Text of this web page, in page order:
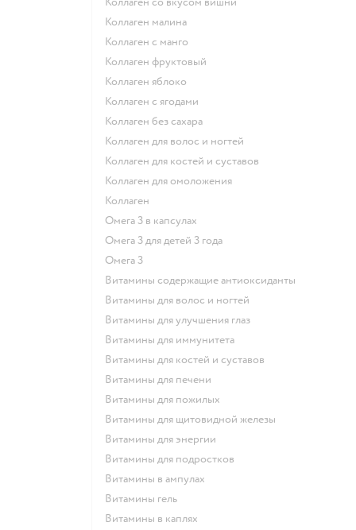
Коллаген малина
Коллаген с манго
Коллаген фруктовый
Коллаген яблоко
Коллаген с ягодами
Коллаген без сахара
Коллаген для волос и ногтей
Коллаген для костей и суставов
Коллаген для омоложения
Коллаген
Омега 3 в капсулах
Омега 3 для детей 3 года
Омега 3
Витамины содержащие антиоксиданты
Витамины для волос и ногтей
Витамины для улучшения глаз
Витамины для иммунитета
Витамины для костей и суставов
Витамины для печени
Витамины для пожилых
Витамины для щитовидной железы
Витамины для энергии
Витамины для подростков
Витамины в ампулах
Витамины гель
Витамины в каплях